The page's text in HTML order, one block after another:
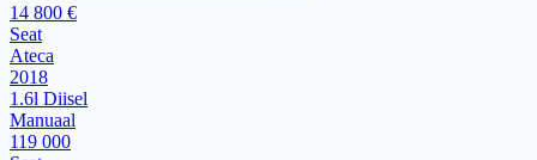
14 800 €
Seat
Ateca
2018
1.6l Diisel
Manuaal
119 000